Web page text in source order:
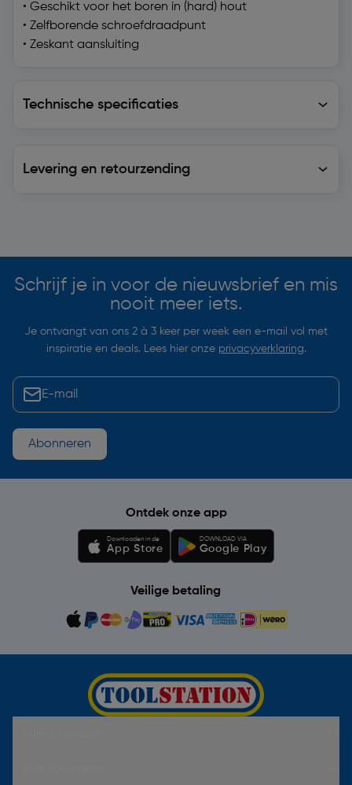
• Geschikt voor het boren in (hard) hout
• Zelfborende schroefdraadpunt
• Zeskant aansluiting
Technische specificaties
Levering en retourzending
Schrijf je in voor de nieuwsbrief en mis
nooit meer iets.
Je ontvangt van ons 2 à 3 keer per week een e-mail vol met
inspiratie en deals. Lees hier onze privacyverklaring.
Abonneren
Ontdek onze app
Downloaden in de
App Store
DOWNLOAD VIA
Google Play
Veilige betaling